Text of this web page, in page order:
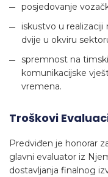
posjedovanje
iskustvo u
dvije u okviru
spremnost na
komunikacijske
vremena.
Troškovi
Predviđen je honorar
glavni evaluator iz
dostavljanja finalnog